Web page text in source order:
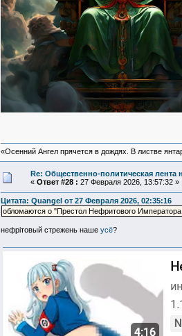
«Осенний Ангел прячется в дождях. В листве
Re: Общественно-политическая лента
« Ответ #28 : 27 Февраля 2026, 13:57:32 »
Цитата: Quangel от 27 Февраля 2026, 02:35:16
обломаются о "Престол Нефритового
нефрiтовый стрежень наше усё?